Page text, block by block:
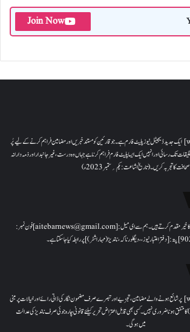
Join Now
[www.aitebarnews.com] ایک جدید ڈیجیٹل نیوز پلیٹ فارم ہے۔ جو قارئین کو مستند خبریں اور مضامین فراہم کرنے کے لیے پُر
تک رسائی اور انہیں ایک ایسا پلیٹ فارم فراہم کرنا ہے جہاں وہ درست، غیر جانبدار اور ذمہ دارانہ
صحافت کا تجربہ کریں۔( تاریخ اشاعت : یکم؍ ستمبر 2023ء)
ہم آپ کی رائے، تجاویز اور سوالات کا خیرمقدم کرتے ہیں۔ ہم سےای میل: [aitebarnews@gmail.com]فون نمبر:
[www.aitebarnews.com] پر شائع ہونے والے مضامین، تجزیے اور تبصرے صرف مضمون نگار کی ذاتی رائے اور خیالات پر مبنی
متفق ہونا ضروری نہیں۔ کسی بھی قابل اعتراض تحریر کیلئے قانونی چارہ جوئی صرف ناندیڑ کی عدالت
میں ہوگی۔